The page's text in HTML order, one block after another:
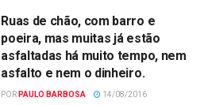
Ruas de chão, com barro e
poeira, mas muitas já estão
asfaltadas há muito tempo, nem
asfalto e nem o dinheiro.
POR PAULO BARBOSA 14/08/2016